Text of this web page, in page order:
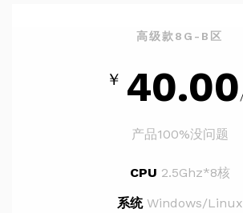
高级款8G-B区
￥ 40.00
产品100%没问题
CPU 2.5Ghz*8核
系统Windows/Linux